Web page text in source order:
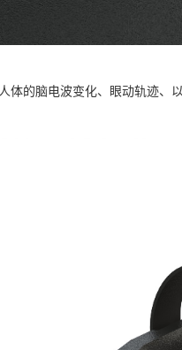
体的脑电波变化、眼动轨迹、